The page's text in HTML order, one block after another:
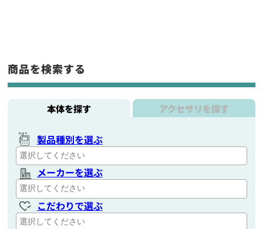
商品を検索する
本体を探す アクセサリを探す
製品種別を選ぶ
メーカーを選ぶ
こだわりで選ぶ